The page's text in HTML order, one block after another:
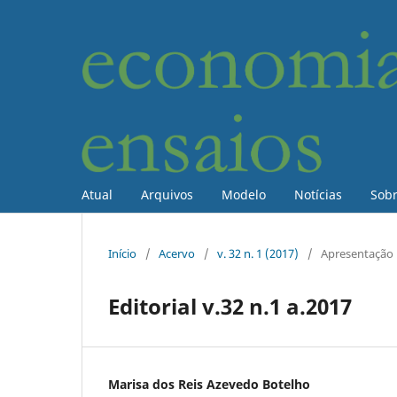
Atual Arquivos Modelo Notícias
Início / Acervo / v. 32 n. 1 (2017) / Apresentação
Editorial v.32 n.1 a.2017
Marisa dos Reis Azevedo Botelho